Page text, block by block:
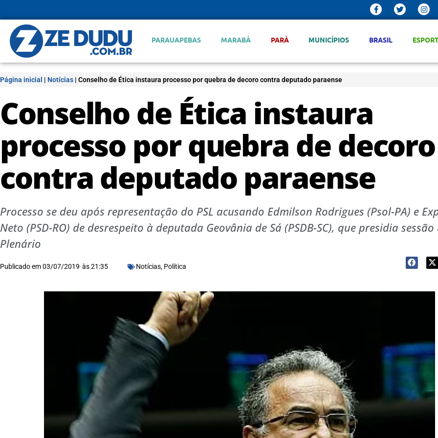
PARAUAPEBAS MARABÁ PARÁ MUNICÍPIOS BRASIL
Página inicial | Notícias | Conselho de Ética instaura processo por quebra de decoro contra deputado paraense
Conselho de Ética instaura
processo por quebra de decoro
contra deputado paraense
Processo se deu após representação do PSL acusando Edmilson Rodrigues (Psol-PA) e
Neto (PSD-RO) de desrespeito à deputada Geovânia de Sá (PSDB-SC), que presidia sessão
Plenário
Publicado em03/07/2019 às21:35 Notícias, Política